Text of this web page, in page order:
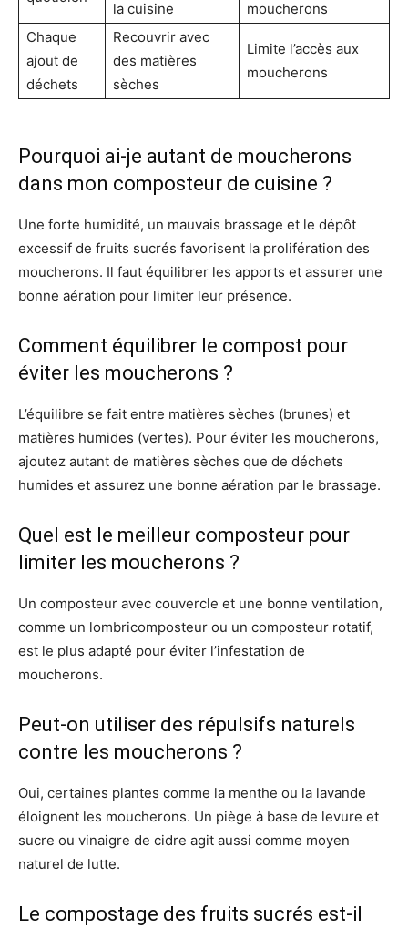
la cuisine
moucherons
Chaque
ajout de
déchets
Recouvrir avec
des matières
sèches
Limite l’accès aux
moucherons
Pourquoi ai-je autant de moucherons
dans mon composteur de cuisine ?
Une forte humidité, un mauvais brassage et le dépôt
excessif de fruits sucrés favorisent la prolifération des
moucherons. Il faut équilibrer les apports et assurer une
bonne aération pour limiter leur présence.
Comment équilibrer le compost pour
éviter les moucherons ?
L’équilibre se fait entre matières sèches (brunes) et
matières humides (vertes). Pour éviter les moucherons,
ajoutez autant de matières sèches que de déchets
humides et assurez une bonne aération par le brassage.
Quel est le meilleur composteur pour
limiter les moucherons ?
Un composteur avec couvercle et une bonne ventilation,
comme un lombricomposteur ou un composteur rotatif,
est le plus adapté pour éviter l’infestation de
moucherons.
Peut-on utiliser des répulsifs naturels
contre les moucherons ?
Oui, certaines plantes comme la menthe ou la lavande
éloignent les moucherons. Un piège à base de levure et
sucre ou vinaigre de cidre agit aussi comme moyen
naturel de lutte.
Le compostage des fruits sucrés est-il